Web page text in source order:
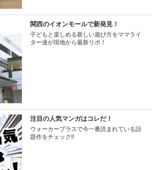
関西のイオンモールで新発見！
子どもと楽しめる新しい遊び方をママライ
ター達が現地から最新リポ！
注目の人気マンガはコレだ！
ウォーカープラスで今一番読まれている話
題作をチェック!!